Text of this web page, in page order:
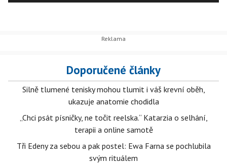
Doporučené články
Silně tlumené tenisky mohou tlumit i váš krevní oběh,
ukazuje anatomie chodidla
„Chci psát písničky, ne točit reelska.“ Katarzia o selhání,
terapii a online samotě
Tři Edeny za sebou a pak postel: Ewa Farna se pochlubila
svým rituálem